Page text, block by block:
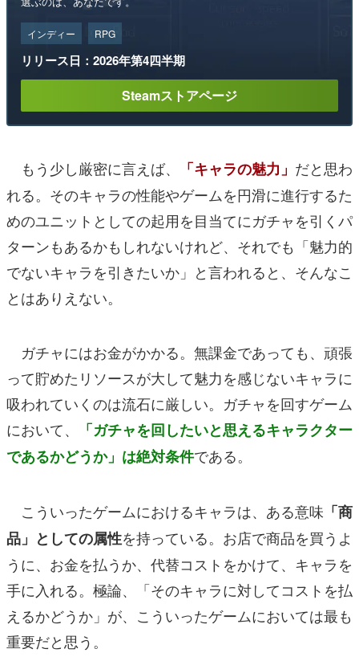
インディー RPG
リリース日：2026年第4四半期
Steamストアページ
もう少し厳密に言えば、 「キャラの魅力」 だと思わ
れる。そのキャラの性能やゲームを円滑に進行するた
めのユニットとしての起用を目当てにガチャを引くパ
ターンもあるかもしれないけれど、それでも「魅力的
でないキャラを引きたいか」と言われると、そんなこ
とはありえない。
ガチャにはお金がかかる。無課金であっても、頑張
って貯めたリソースが大して魅力を感じないキャラに
吸われていくのは流石に厳しい。ガチャを回すゲーム
において、
「ガチャを回したいと思えるキャラクター
であるかどうか」は絶対条件である。
こういったゲームにおけるキャラは、ある意味 「商
品」としての属性を持っている。お店で商品を買うよ
うに、お金を払うか、代替コストをかけて、キャラを
手に入れる。極論、「そのキャラに対してコストを払
えるかどうか」が、こういったゲームにおいては最も
重要だと思う。